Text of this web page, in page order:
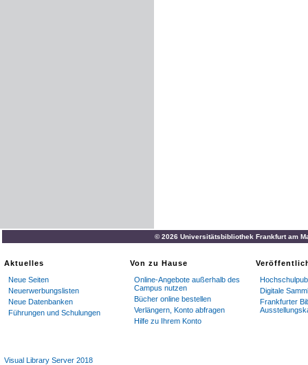
© 2026 Universitätsbibliothek Frankfurt am
Aktuelles
Neue Seiten
Neuerwerbungslisten
Neue Datenbanken
Führungen und Schulungen
Von zu Hause
Online-Angebote außerhalb des
Campus nutzen
Bücher online bestellen
Verlängern, Konto abfragen
Hilfe zu Ihrem Konto
Digitale
Frankfurter
Visual Library Server 2018